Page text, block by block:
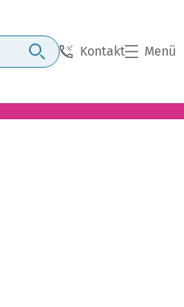
Kontakt Menü